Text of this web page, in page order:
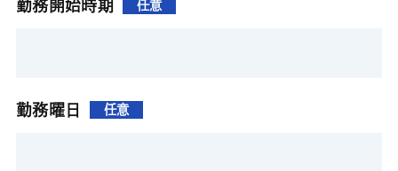
勤務開始時期 任意
勤務曜日 任意